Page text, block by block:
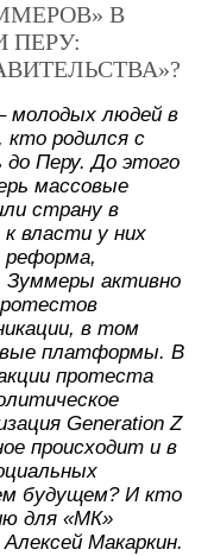
В
ПЕРУ:
молодых людей в
родился с
до Перу. До этого
массовые
страну в
власти у них
реформа,
Зуммеры активно
в том
платформы. В
протеста
Generation Z
происходит и в
будущем? И кто
для «МК»
Макаркин.